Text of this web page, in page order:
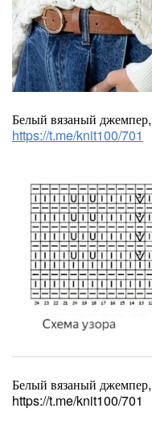
Белый вязаный джемпер,
https://t.me/knit100/701
Белый вязаный джемпер,
https://t.me/knit100/701